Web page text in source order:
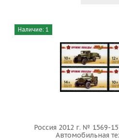
Наличие: 1
Россия 2012 г. № 1569-
Автомобильная